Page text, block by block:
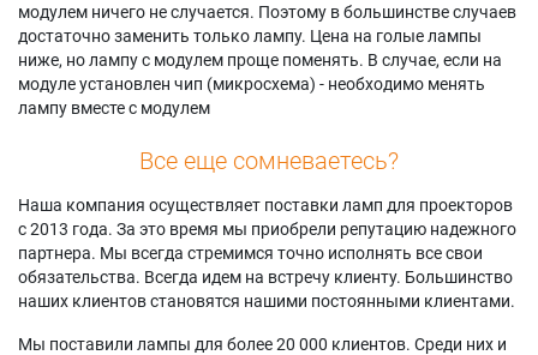
модулем ничего не случается. Поэтому в большинстве случаев
достаточно заменить только лампу. Цена на голые лампы
ниже, но лампу с модулем проще поменять. В случае, если на
модуле установлен чип (микросхема) - необходимо менять
лампу вместе с модулем
Все еще сомневаетесь?
Наша компания осуществляет поставки ламп для проекторов
с 2013 года. За это время мы приобрели репутацию надежного
партнера. Мы всегда стремимся точно исполнять все свои
обязательства. Всегда идем на встречу клиенту. Большинство
наших клиентов становятся нашими постоянными клиентами.
Мы поставили лампы для более 20 000 клиентов. Среди них и